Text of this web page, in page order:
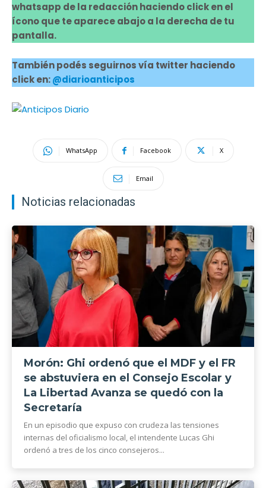
whatsapp de la redacción haciendo click en el
ícono que te aparece abajo a la derecha de tu
pantalla.
También podés seguirnos vía twitter haciendo
click en:@diarioanticipos
WhatsApp Facebook X
Email
Noticias relacionadas
Morón: Ghi ordenó que el MDF y el FR
se abstuviera en el Consejo Escolar y
La Libertad Avanza se quedó con la
Secretaría
En un episodio que expuso con crudeza las tensiones
internas del oficialismo local, el intendente Lucas Ghi
ordenó a tres de los cinco consejeros...